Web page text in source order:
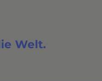
Welt.